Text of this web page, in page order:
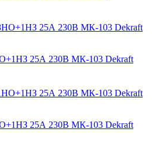
25А 230В МК-103 Dekraft
25А 230В МК-103 Dekraft